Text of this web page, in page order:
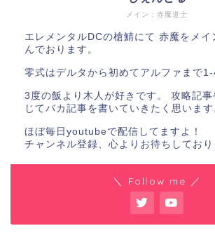
メイン：赤魔道士
エレメンタルDCの槍鯖にて 赤魔をメイ
んでおります。
零式はデルタから初めてアルファまで1-
3度の飯より木人が好きです。 攻略記
じてバカ記事を書いていきたく思います
ほぼ毎日youtubeで配信してますよ！
チャンネル登録、心よりお待ちしており
＼ Follow me ／